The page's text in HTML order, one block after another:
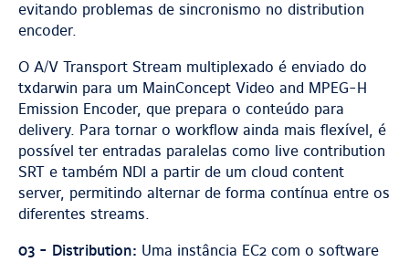
evitando problemas de sincronismo no distribution
encoder.
O A/V Transport Stream multiplexado é enviado do
txdarwin para um MainConcept Video and MPEG-H
Emission Encoder, que prepara o conteúdo para
delivery. Para tornar o workflow ainda mais flexível, é
possível ter entradas paralelas como live contribution
SRT e também NDI a partir de um cloud content
server, permitindo alternar de forma contínua entre os
diferentes streams.
03 - Distribution: Uma instância EC2 com o software